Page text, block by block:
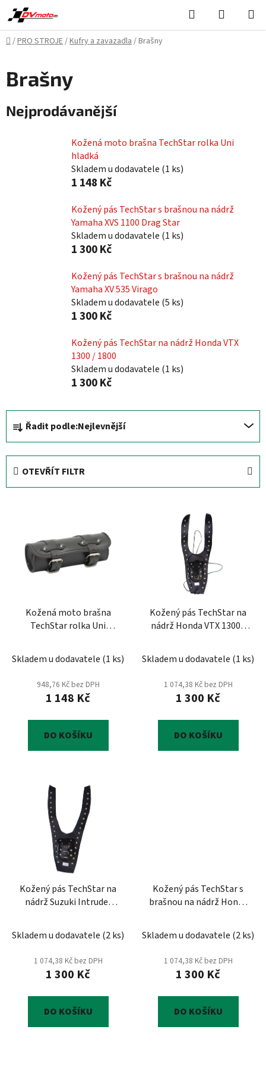
Přejít
na
obsah
Hledat
KOŠÍK
Domů
/PRO STROJE/Kufry a zavazadla/Brašny
Brašny
Nejprodávanější
Kožená moto brašna TechStar rolka Uni
hladká
Skladem u dodavatele (1 ks)
1 148 Kč
Kožený pás TechStar s brašnou na nádrž
Yamaha XVS 1100 Drag Star
Skladem u dodavatele (1 ks)
1 300 Kč
Kožený pás TechStar s brašnou na nádrž
Yamaha XV 535 Virago
Skladem u dodavatele (5 ks)
1 300 Kč
Kožený pás TechStar na nádrž Honda VTX
1300 / 1800
Skladem u dodavatele (1 ks)
1 300 Kč
Ř
a
z
Řadit podle:Nejlevnější
OTEVŘÍT FILTR
k
Kožená moto brašna
TechStar rolka Uni
Skladem u dodavatele (1 ks)
948,76 Kč bez DPH
1 148 Kč
DO KOŠÍKU
Kožený pás TechStar na
nádrž Honda VTX 1300 /
Skladem u dodavatele (1 ks)
1 074,38 Kč bez DPH
1 300 Kč
DO KOŠÍKU
Kožený pás TechStar na
nádrž Suzuki Intruder
Skladem u dodavatele (2 ks)
1 074,38 Kč bez DPH
1 300 Kč
DO KOŠÍKU
Kožený pás TechStar s
brašnou na nádrž Honda
Skladem u dodavatele (2 ks)
1 074,38 Kč bez DPH
1 300 Kč
DO KOŠÍKU